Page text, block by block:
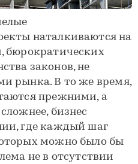
наталкиваются на
бюрократических
законов, не
рынка. В то же время,
прежними, а
бизнес
где каждый шаг
можно было бы
не в отсутствии